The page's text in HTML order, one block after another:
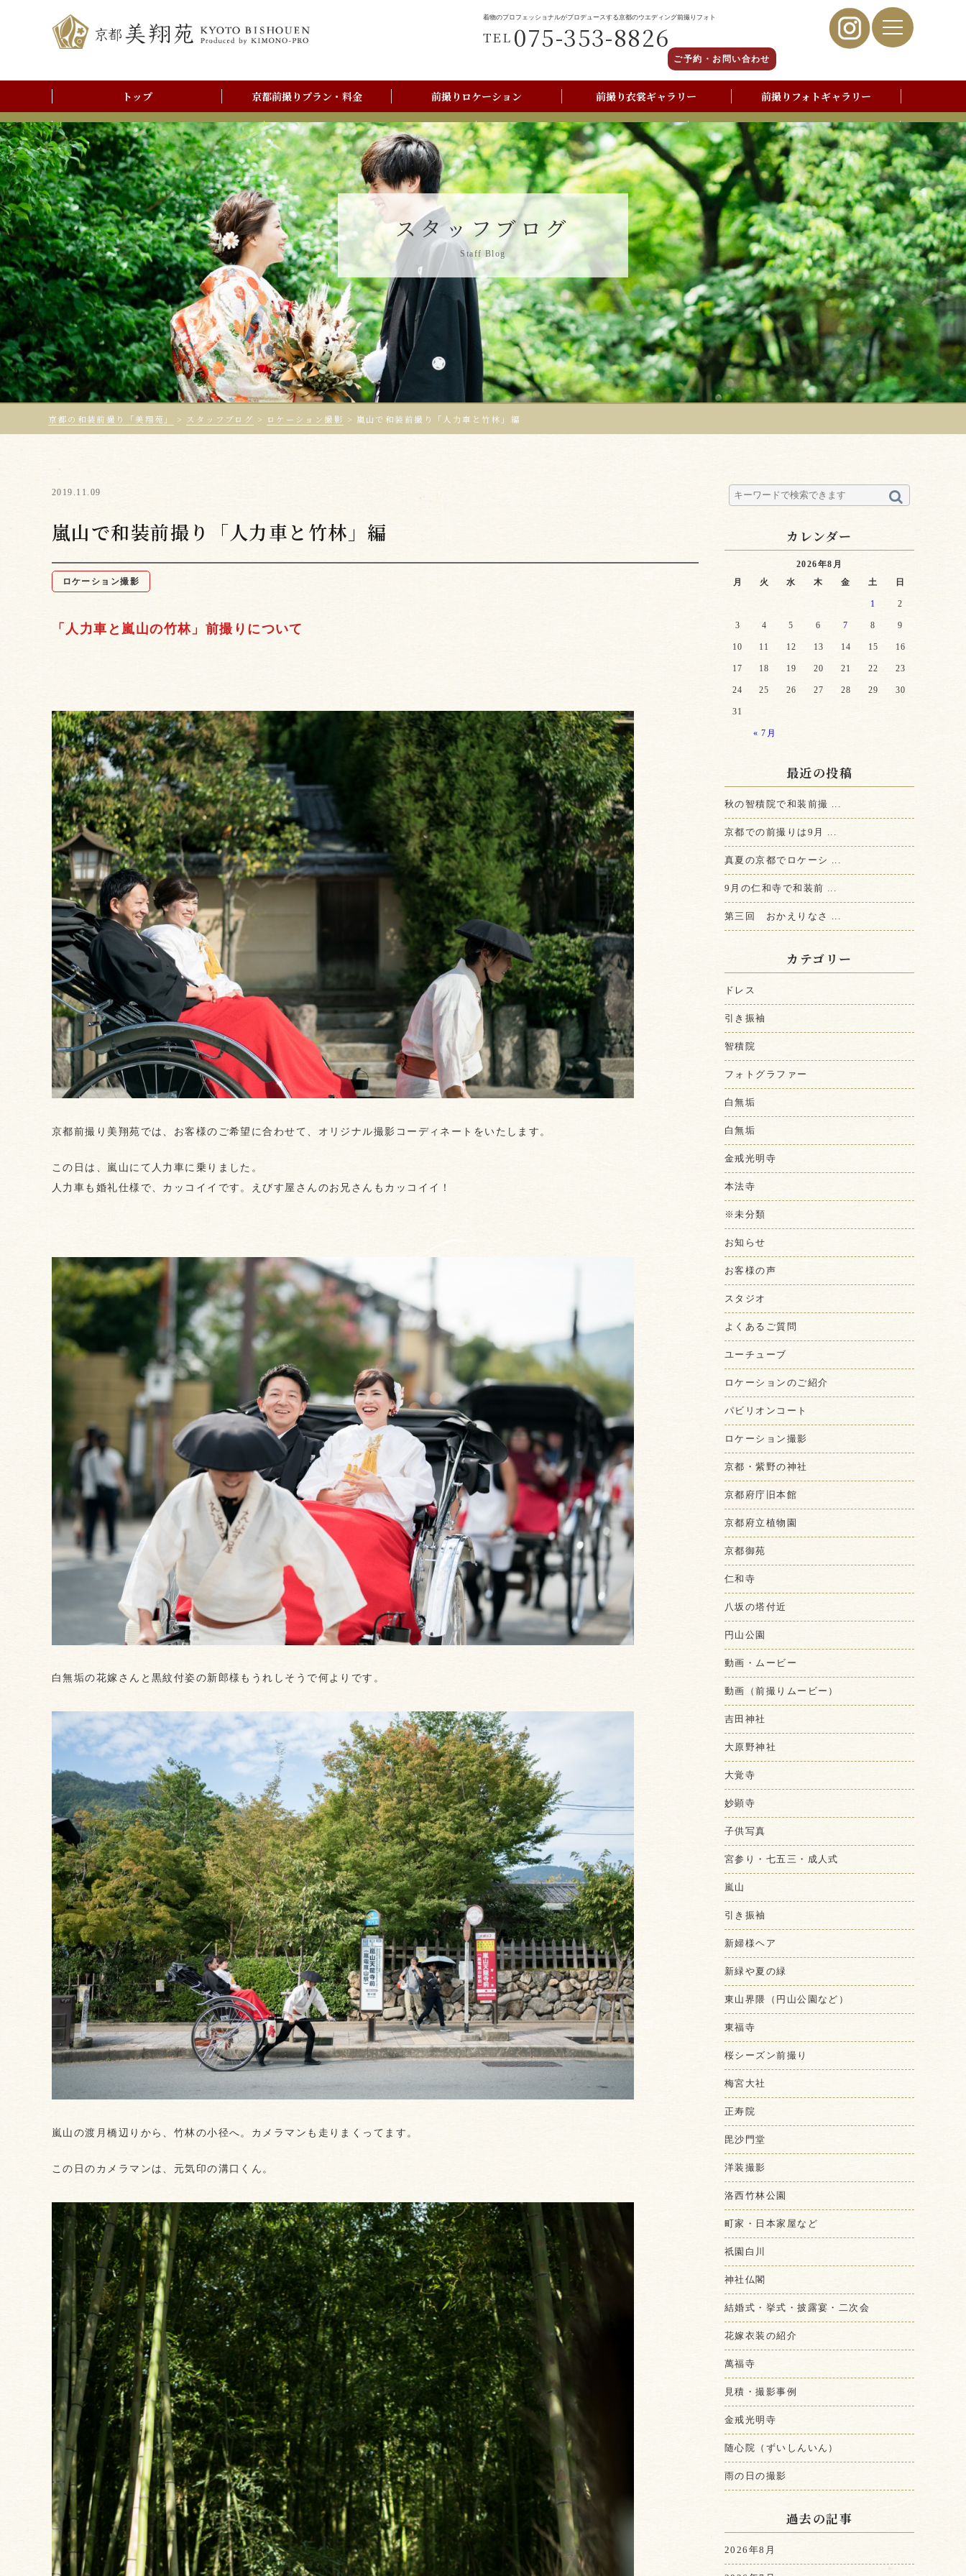
着物のプロフェッショナルがプロデュースする京都のウエディング前撮りフォト
TEL 075-353-8826
ご予約・お問い合わせ
トップ 京都前撮りプラン・料金 前撮りロケーション 前撮り衣裳ギャラリー 前撮りフォトギャラリー
前撮りアルバム 前撮りご利用の流れ 京都美翔苑店舗情報 写真撮影よくあるご質問
スタッフブログ
Staff Blog
京都の和装前撮り「美翔苑」 > スタッフブログ > ロケーション撮影 > 嵐山で和装前撮り「人力車と竹林」編
2019.11.09
嵐山で和装前撮り「人力車と竹林」編
ロケーション撮影
「人力車と嵐山の竹林」前撮りについて
京都前撮り美翔苑では、お客様のご希望に合わせて、オリジナル撮影コーディネートをいたします。
この日は、嵐山にて人力車に乗りました。
人力車も婚礼仕様で、カッコイイです。えびす屋さんのお兄さんもカッコイイ！
白無垢の花嫁さんと黒紋付姿の新郎様もうれしそうで何よりです。
嵐山の渡月橋辺りから、竹林の小径へ。カメラマンも走りまくってます。
この日のカメラマンは、元気印の溝口くん。
カレンダー
2026年8月
月
火 水 木 金 土 日
« 7月
1 2
3 4 5 6 7 8 9
10 11 12 13 14 15 16
17 18 19 20 21 22 23
24 25 26 27 28 29 30
31
最近の投稿
秋の智積院で和装前撮 ...
京都での前撮りは9月 ...
真夏の京都でロケーシ ...
9月の仁和寺で和装前 ...
第三回 おかえりなさ ...
カテゴリー
ドレス
引き振袖
智積院
フォトグラファー
白無垢
白無垢
金戒光明寺
本法寺
※未分類
お知らせ
お客様の声
スタジオ
よくあるご質問
ユーチューブ
ロケーションのご紹介
パビリオンコート
ロケーション撮影
京都・紫野の神社
京都府庁旧本館
京都府立植物園
京都御苑
仁和寺
八坂の塔付近
円山公園
動画・ムービー
動画（前撮りムービー）
吉田神社
大原野神社
大覚寺
妙顕寺
子供写真
宮参り・七五三・成人式
嵐山
引き振袖
新婦様ヘア
新緑や夏の緑
東山界隈（円山公園など）
東福寺
桜シーズン前撮り
梅宮大社
正寿院
毘沙門堂
洋装撮影
洛西竹林公園
町家・日本家屋など
祇園白川
神社仏閣
結婚式・挙式・披露宴・二次会
花嫁衣装の紹介
萬福寺
見積・撮影事例
金戒光明寺
随心院（ずいしんいん）
雨の日の撮影
過去の記事
2026年8月